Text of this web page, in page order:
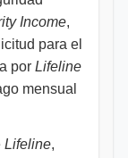
Income,
para el
por Lifeline
mensual
Lifeline,